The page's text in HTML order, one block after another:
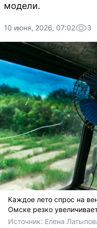
модели.
10 июня, 2026, 07:02 3
Каждое лето спрос на
Омске резко
Источник: Елена